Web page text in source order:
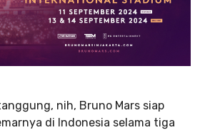
nih, Bruno Mars siap
di Indonesia selama tiga